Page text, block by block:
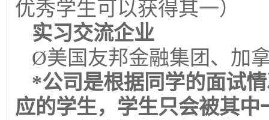
优秀学生可以获得其一）
实习交流企业
Ø美国友邦金融集团、加
*公司是根据同学的面试
应的学生，学生只会被其中